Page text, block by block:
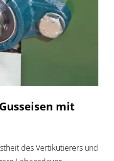
mit
des Vertikutierers und